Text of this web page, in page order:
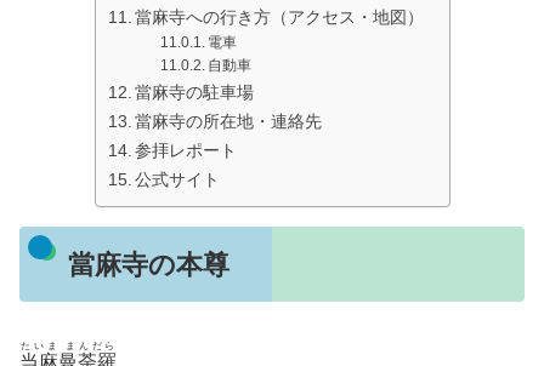
當麻寺への行き方（アクセス・地図）
電車
自動車
當麻寺の駐車場
當麻寺の所在地・連絡先
参拝レポート
公式サイト
當麻寺の本尊
当麻曼荼羅
たいま まんだら